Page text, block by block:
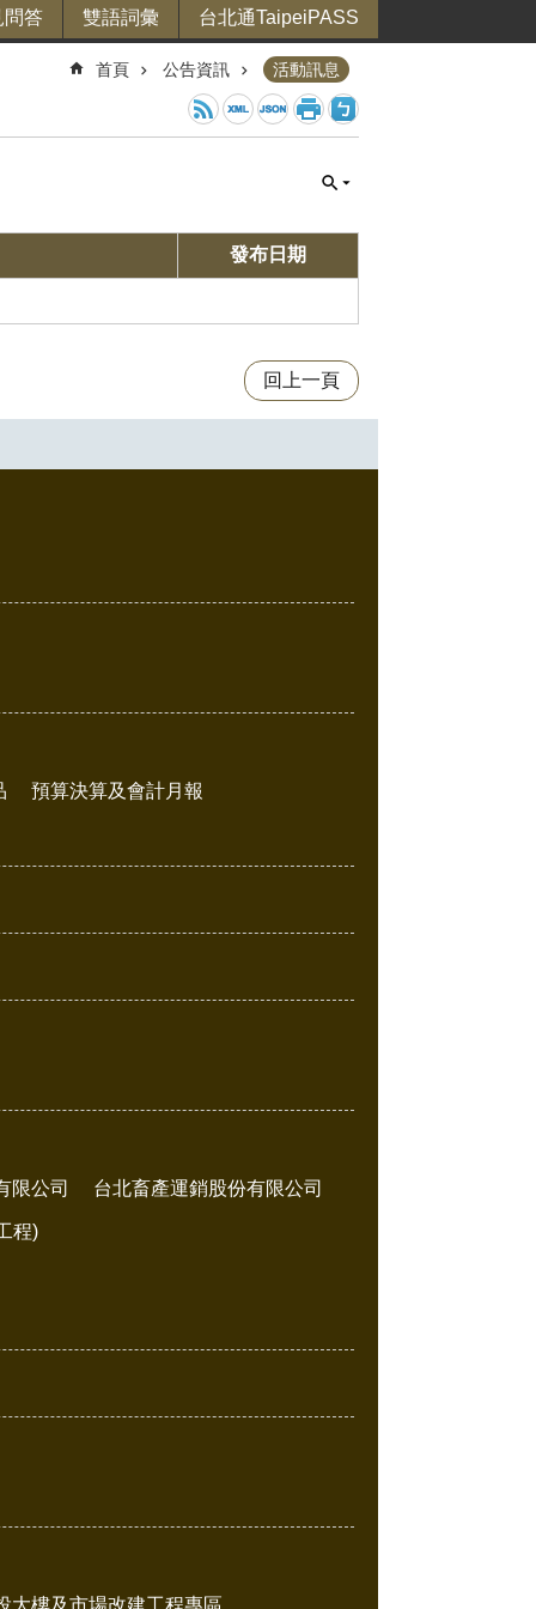
問答 雙語詞彙 台北通TaipeiPASS
首頁 公告資訊 活動訊息
發布日期
回上一頁
預算決算及會計月報
限公司 台北畜產運銷股份有限公司
程)